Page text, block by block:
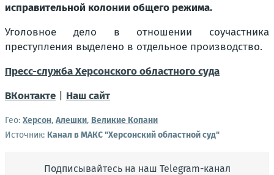
исправительной колонии общего режима.
Уголовное дело в отношении соучастника
преступления выделено в отдельное производство.
Пресс-служба Херсонского областного суда
ВКонтакте
Наш сайт
Гео: Херсон, Алешки, Великие Копани
Источник: Канал в МАКС "Херсонский областной суд"
Подписывайтесь на наш Telegram-канал